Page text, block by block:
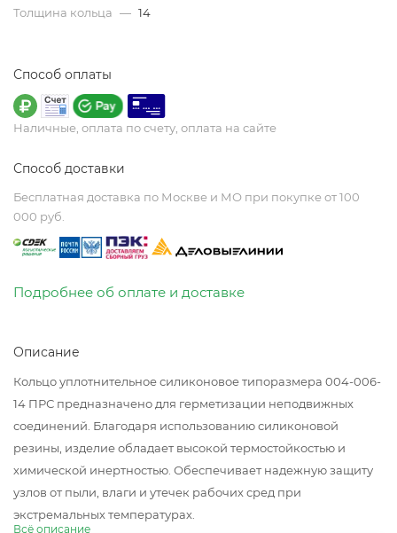
Толщина кольца — 14
Способ оплаты
Наличные, оплата по счету, оплата на сайте
Способ доставки
Бесплатная доставка по Москве и МО при покупке от 100
000 руб.
Подробнее об оплате и доставке
Описание
Кольцо уплотнительное силиконовое типоразмера 004-006-
14 ПРС предназначено для герметизации неподвижных
соединений. Благодаря использованию силиконовой
резины, изделие обладает высокой термостойкостью и
химической инертностью. Обеспечивает надежную защиту
узлов от пыли, влаги и утечек рабочих сред при
экстремальных температурах.
Всё описание